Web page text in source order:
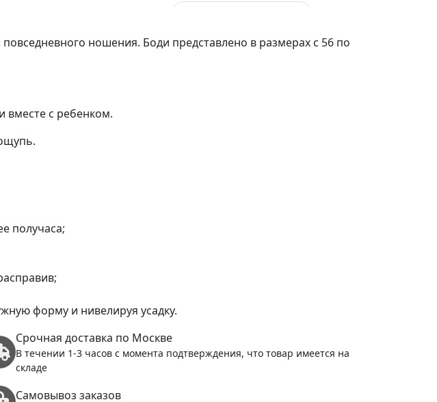
873 руб. - + В корзину
(Артикул:44210962
ношения. Боди представлено в размерах с 56 по
вместе с ребенком.
получаса;
форму и нивелируя усадку.
Срочная доставка по Москве
В течении 1-3 часов с момента подтверждения, что товар имеется на
складе
Самовывоз заказов